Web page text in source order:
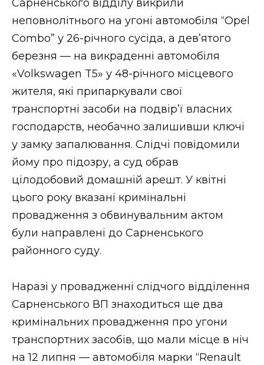
Сарненського відділу викрили
неповнолітнього на угоні автомобіля “Opel
Combo” у 26-річного сусіда, а дев’ятого
березня — на викраденні автомобіля
«Volkswagen T5» у 48-річного місцевого
жителя, які припаркували свої
транспортні засоби на подвір’ї власних
господарств, необачно залишивши ключі
у замку запалювання. Слідчі повідомили
йому про підозру, а суд обрав
цілодобовий домашній арешт. У квітні
цього року вказані кримінальні
провадження з обвинувальним актом
були направлені до Сарненського
районного суду.
Наразі у провадженні слідчого відділення
Сарненського ВП знаходиться ще два
кримінальних провадження про угони
транспортних засобів, що мали місце в ніч
на 12 липня — автомобіля марки “Renault